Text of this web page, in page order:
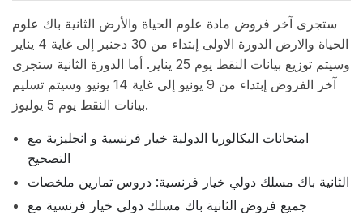
ستجرى آخر فروض مادة علوم الحياة والأرض الثانية باك علوم
الحياة والارض الدورة الاولى إبتداء من 30 دجنبر إلى غاية 4 يناير
وسيتم توزيع بيانات النقط يوم 25 يناير. أما الدورة الثانية ستجرى
آخر الفروض إبتداء من 9 يونيو إلى غاية 14 يونيو وسيتم تسليم
بيانات النقط يوم 5 يوليوز.
امتحانات البكالوريا الدولية خيار فرنسية و انجليزية مع
التصحيح
الثانية باك مسلك دولي خيار فرنسية: دروس تمارين ملخصات
جميع فروض الثانية باك مسلك دولي خيار فرنسية مع